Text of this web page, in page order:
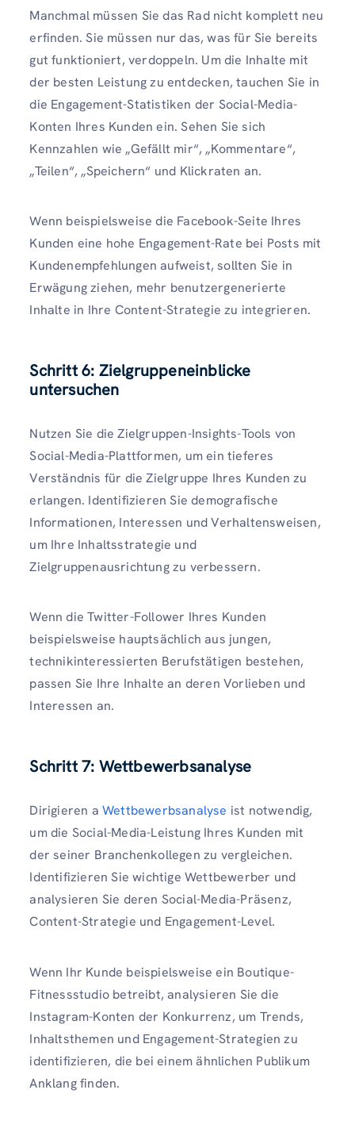
Manchmal müssen Sie das Rad nicht komplett neu
erfinden. Sie müssen nur das, was für Sie bereits
gut funktioniert, verdoppeln. Um die Inhalte mit
der besten Leistung zu entdecken, tauchen Sie in
die Engagement-Statistiken der Social-Media-
Konten Ihres Kunden ein. Sehen Sie sich
Kennzahlen wie „Gefällt mir“, „Kommentare“,
„Teilen“, „Speichern“ und Klickraten an.
Wenn beispielsweise die Facebook-Seite Ihres
Kunden eine hohe Engagement-Rate bei Posts mit
Kundenempfehlungen aufweist, sollten Sie in
Erwägung ziehen, mehr benutzergenerierte
Inhalte in Ihre Content-Strategie zu integrieren.
Schritt 6: Zielgruppeneinblicke
untersuchen
Nutzen Sie die Zielgruppen-Insights-Tools von
Social-Media-Plattformen, um ein tieferes
Verständnis für die Zielgruppe Ihres Kunden zu
erlangen. Identifizieren Sie demografische
Informationen, Interessen und Verhaltensweisen,
um Ihre Inhaltsstrategie und
Zielgruppenausrichtung zu verbessern.
Wenn die Twitter-Follower Ihres Kunden
beispielsweise hauptsächlich aus jungen,
technikinteressierten Berufstätigen bestehen,
passen Sie Ihre Inhalte an deren Vorlieben und
Interessen an.
Schritt 7: Wettbewerbsanalyse
Dirigieren a Wettbewerbsanalyse ist notwendig,
um die Social-Media-Leistung Ihres Kunden mit
der seiner Branchenkollegen zu vergleichen.
Identifizieren Sie wichtige Wettbewerber und
analysieren Sie deren Social-Media-Präsenz,
Content-Strategie und Engagement-Level.
Wenn Ihr Kunde beispielsweise ein Boutique-
Fitnessstudio betreibt, analysieren Sie die
Instagram-Konten der Konkurrenz, um Trends,
Inhaltsthemen und Engagement-Strategien zu
identifizieren, die bei einem ähnlichen Publikum
Anklang finden.